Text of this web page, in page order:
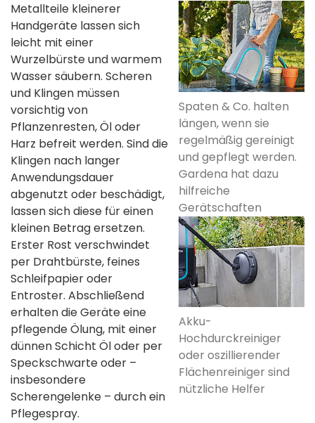
Spaten & Co. halten
längen, wenn sie
regelmäßig gereinigt
und gepflegt werden.
Gardena hat dazu
hilfreiche
Gerätschaften
Akku-
Hochdurckreiniger
oder oszillierender
Flächenreiniger sind
nützliche Helfer
Metallteile kleinerer
Handgeräte lassen sich
leicht mit einer
Wurzelbürste und warmem
Wasser säubern. Scheren
und Klingen müssen
vorsichtig von
Pflanzenresten, Öl oder
Harz befreit werden. Sind die
Klingen nach langer
Anwendungsdauer
abgenutzt oder beschädigt,
lassen sich diese für einen
kleinen Betrag ersetzen.
Erster Rost verschwindet
per Drahtbürste, feines
Schleifpapier oder
Entroster. Abschließend
erhalten die Geräte eine
pflegende Ölung, mit einer
dünnen Schicht Öl oder per
Speckschwarte oder –
insbesondere
Scherengelenke – durch ein
Pflegespray.